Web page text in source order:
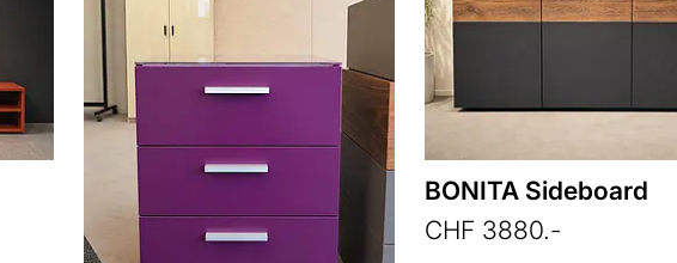
BONITA Sideboard
CHF 3880.-